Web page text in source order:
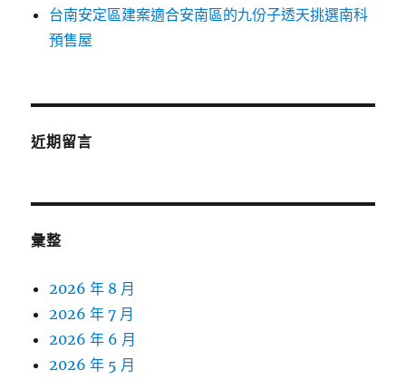
台南安定區建案適合安南區的九份子透天挑選南科
預售屋
近期留言
彙整
2026 年 8 月
2026 年 7 月
2026 年 6 月
2026 年 5 月